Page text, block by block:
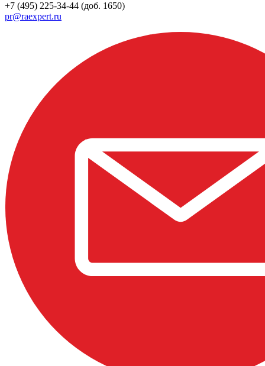
+7 (495) 225-34-44 (доб. 1650)
pr@raexpert.ru